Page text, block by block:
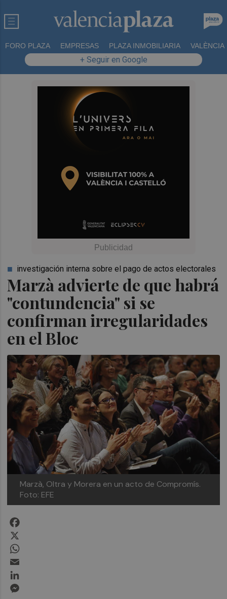
FORO PLAZA EMPRESAS PLAZA INMOBILIARIA VALÈNCIA
+ Seguir en Google
Marzà advierte de que habrá
"contundencia" si se
confirman irregularidades
en el Bloc
investigación interna sobre el pago de actos electorales
Marzà, Oltra y Morera en un acto de Compromís.
Foto: EFE